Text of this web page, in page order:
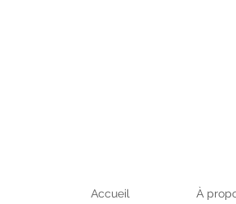
Accueil À